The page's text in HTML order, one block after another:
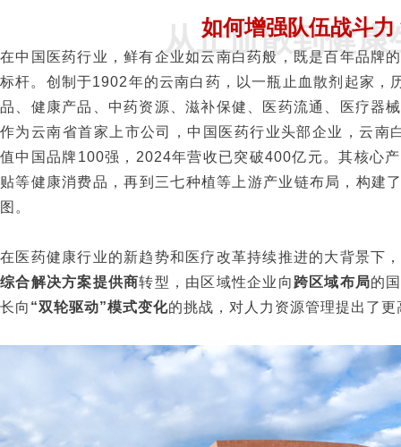
从止血散到健康
如何增强队伍战斗力
在中国医药行业，鲜有企业如云南白药般，既是百年品牌
标杆。创制于1902年的云南白药，以一瓶止血散剂起家，
品、健康产品、中药资源、滋补保健、医药流通、医疗器
作为云南省首家上市公司，中国医药行业头部企业，云南
值中国品牌100强，2024年营收已突破400亿元。其核心
贴等健康消费品，再到三七种植等上游产业链布局，构建
图。
在医药健康行业的新趋势和医疗改革持续推进的大背景下
综合解决方案提供商转型，由区域性企业向 跨区域布局的
长向 “双轮驱动”模式变化的挑战，对人力资源管理提出了更